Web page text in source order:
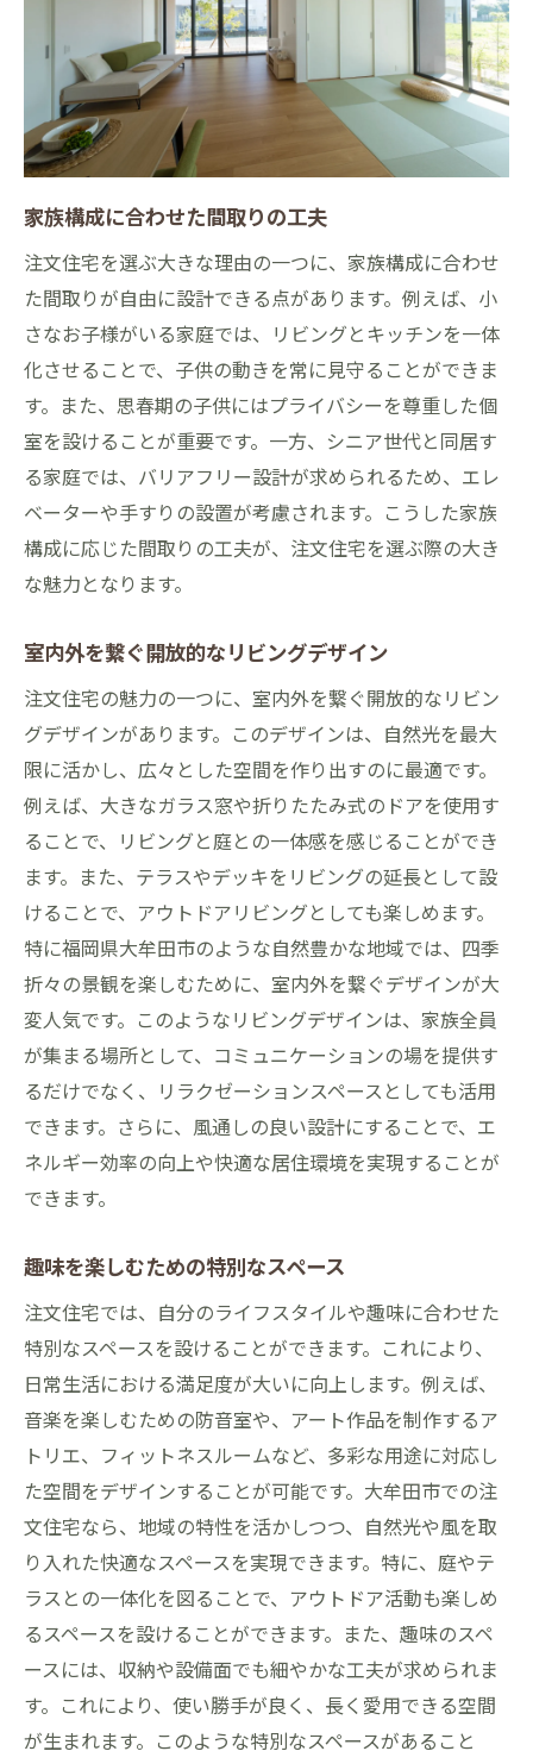
家族構成に合わせた間取りの工夫
注文住宅を選ぶ大きな理由の一つに、家族構成に合わせ
た間取りが自由に設計できる点があります。例えば、小
さなお子様がいる家庭では、リビングとキッチンを一体
化させることで、子供の動きを常に見守ることができま
す。また、思春期の子供にはプライバシーを尊重した個
室を設けることが重要です。一方、シニア世代と同居す
る家庭では、バリアフリー設計が求められるため、エレ
ベーターや手すりの設置が考慮されます。こうした家族
構成に応じた間取りの工夫が、注文住宅を選ぶ際の大き
な魅力となります。
室内外を繋ぐ開放的なリビングデザイン
注文住宅の魅力の一つに、室内外を繋ぐ開放的なリビン
グデザインがあります。このデザインは、自然光を最大
限に活かし、広々とした空間を作り出すのに最適です。
例えば、大きなガラス窓や折りたたみ式のドアを使用す
ることで、リビングと庭との一体感を感じることができ
ます。また、テラスやデッキをリビングの延長として設
けることで、アウトドアリビングとしても楽しめます。
特に福岡県大牟田市のような自然豊かな地域では、四季
折々の景観を楽しむために、室内外を繋ぐデザインが大
変人気です。このようなリビングデザインは、家族全員
が集まる場所として、コミュニケーションの場を提供す
るだけでなく、リラクゼーションスペースとしても活用
できます。さらに、風通しの良い設計にすることで、エ
ネルギー効率の向上や快適な居住環境を実現することが
できます。
趣味を楽しむための特別なスペース
注文住宅では、自分のライフスタイルや趣味に合わせた
特別なスペースを設けることができます。これにより、
日常生活における満足度が大いに向上します。例えば、
音楽を楽しむための防音室や、アート作品を制作するア
トリエ、フィットネスルームなど、多彩な用途に対応し
た空間をデザインすることが可能です。大牟田市での注
文住宅なら、地域の特性を活かしつつ、自然光や風を取
り入れた快適なスペースを実現できます。特に、庭やテ
ラスとの一体化を図ることで、アウトドア活動も楽しめ
るスペースを設けることができます。また、趣味のスペ
ースには、収納や設備面でも細やかな工夫が求められま
す。これにより、使い勝手が良く、長く愛用できる空間
が生まれます。このような特別なスペースがあること